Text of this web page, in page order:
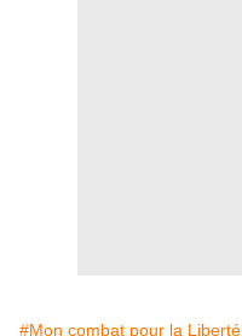
#Mon combat pour la Liberté.